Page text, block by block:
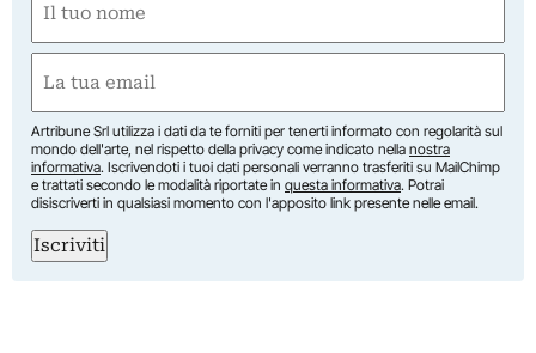
(Obbligatorio)
Nome
(Obbligatorio)
Artribune Srl utilizza i dati da te forniti per tenerti informato con regolarità sul
mondo dell'arte, nel rispetto della privacy come indicato nella nostra
informativa. Iscrivendoti i tuoi dati personali verranno trasferiti su MailChimp
e trattati secondo le modalità riportate in questa informativa. Potrai
disiscriverti in qualsiasi momento con l'apposito link presente nelle email.
Iscriviti